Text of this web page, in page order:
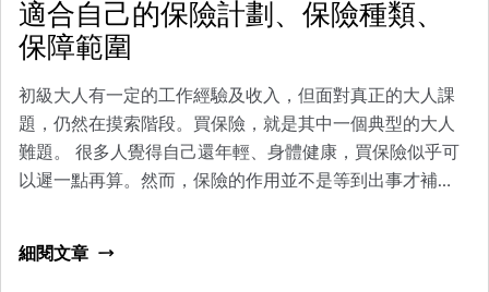
適合自己的保險計劃、保險種類、
保障範圍
初級大人有一定的工作經驗及收入，但面對真正的大人課
題，仍然在摸索階段。買保險，就是其中一個典型的大人
難題。 很多人覺得自己還年輕、身體健康，買保險似乎可
以遲一點再算。然而，保險的作用並不是等到出事才補
儲下來的錢瞬間耗盡。 對初級大人來說，買保險不等於一
細閱文章